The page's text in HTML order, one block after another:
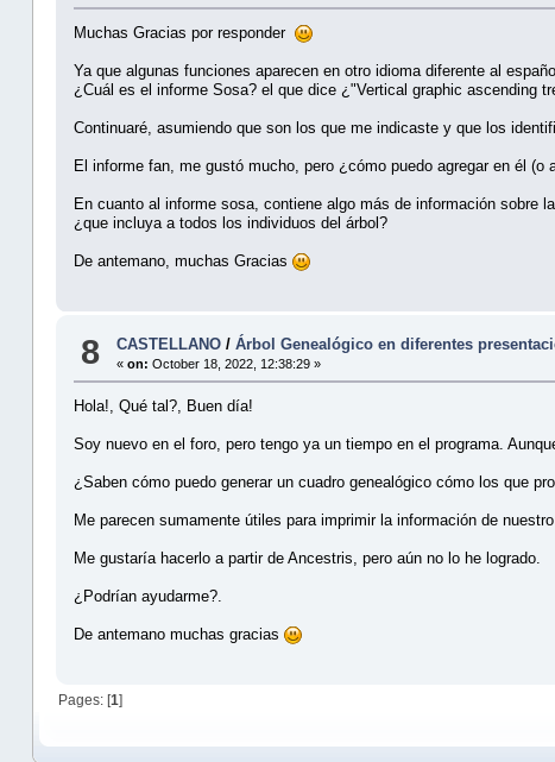
Muchas Gracias por responder
Ya que algunas funciones aparecen en otro idioma diferente al
¿Cuál es el informe Sosa? el que dice ¿"Vertical graphic ascending
Continuaré, asumiendo que son los que me indicaste y que los
El informe fan, me gustó mucho, pero ¿cómo puedo agregar en él
En cuanto al informe sosa, contiene algo más de información sobre
¿que incluya a todos los individuos del árbol?
De antemano, muchas Gracias
8 CASTELLANO /Árbol Genealógico en diferentes
«on: October 18, 2022, 12:38:29 »
Hola!, Qué tal?, Buen día!
Soy nuevo en el foro, pero tengo ya un tiempo en el programa.
¿Saben cómo puedo generar un cuadro genealógico cómo los que
Me parecen sumamente útiles para imprimir la información de
Me gustaría hacerlo a partir de Ancestris, pero aún no lo he logrado.
¿Podrían ayudarme?.
De antemano muchas gracias
Pages: [1]